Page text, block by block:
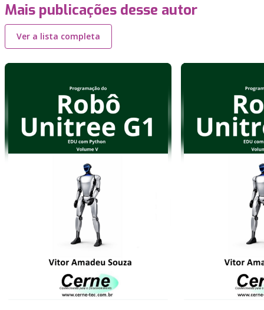
Mais publicações desse autor
Ver a lista completa